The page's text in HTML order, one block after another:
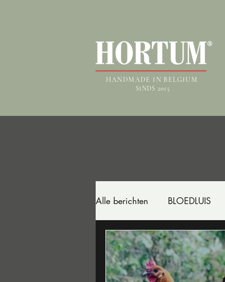
HANDMADE IN BELGIUM
SINDS 2015
Alle berichten BLOEDLUIS